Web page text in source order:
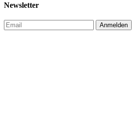
Newsletter
Anmelden